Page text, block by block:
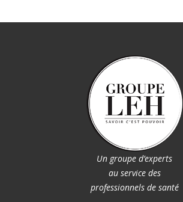
Un groupe d’experts
au service des
professionnels de santé